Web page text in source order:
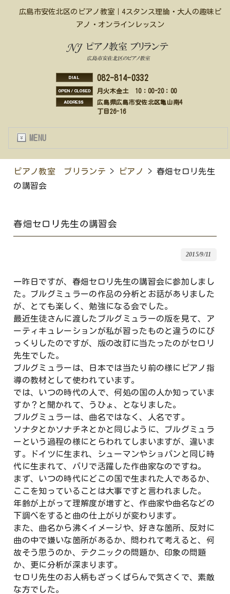
広島市安佐北区のピアノ教室｜4スタンス理論・大人の趣味ピ
アノ・オンラインレッスン
082-814-0332
月火木金土 10：00-20：00
広島県広島市安佐北区亀山南4
丁目26-16
MENU
ピアノ教室 ブリランテ > ピアノ
> 春畑セロリ先生
の講習会
春畑セロリ先生の講習会
2015/9/11
一昨日ですが、春畑セロリ先生の講習会に参加しまし
た。ブルグミュラーの作品の分析とお話がありました
が、とても楽しく、勉強になる会でした。
最近生徒さんに渡したブルグミュラーの版を見て、ア
ーティキュレーションが私が習ったものと違うのにび
っくりしたのですが、版の改訂に当たったのがセロリ
先生でした。
ブルグミュラーは、日本では当たり前の様にピアノ指
導の教材として使われています。
では、いつの時代の人で、何処の国の人か知っていま
すか？と聞かれて、うひょ、となりました。
ブルグミュラーは、曲名ではなく、人名です。
ソナタとかソナチネとかと同じように、ブルグミュラ
ーという過程の様にとらわれてしまいますが、違いま
す。ドイツに生まれ、シューマンやショパンと同じ時
代に生まれて、パリで活躍した作曲家なのですね。
まず、いつの時代にどこの国で生まれた人であるか、
ここを知っていることは大事ですと言われました。
年齢が上がって理解度が増すと、作曲家や曲名などの
下調べをすると曲の仕上がりが変わります。
また、曲名から沸くイメージや、好きな箇所、反対に
曲の中で嫌いな箇所があるか、問われて考えると、何
故そう思うのか、テクニックの問題か、印象の問題
か、更に分析が深まります。
セロリ先生のお人柄もざっくばらんで気さくで、素敵
な方でした。